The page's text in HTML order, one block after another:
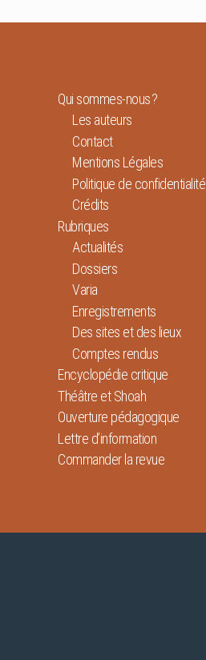
Qui sommes-nous ?
Les auteurs
Contact
Mentions Légales
Politique de confidentialité
Crédits
Rubriques
Actualités
Dossiers
Varia
Enregistrements
Des sites et des lieux
Comptes rendus
Encyclopédie critique
Théâtre et Shoah
Ouverture pédagogique
Lettre d’information
Commander la revue